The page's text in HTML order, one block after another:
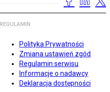
REGULAMIN
Polityka Prywatności
Zmiana ustawień zgód
Regulamin serwisu
Informacje o nadawcy
Deklaracja dostępności